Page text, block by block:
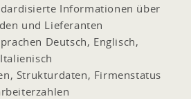
Informationen über
und Lieferanten
Deutsch, Englisch,
Strukturdaten, Firmenstatus